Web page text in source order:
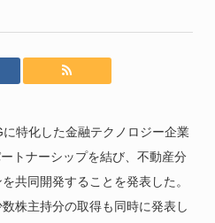
特化した金融テクノロジー企業
トナーシップを結び、不動産分
共同開発することを発表した。
株主持分の取得も同時に発表し